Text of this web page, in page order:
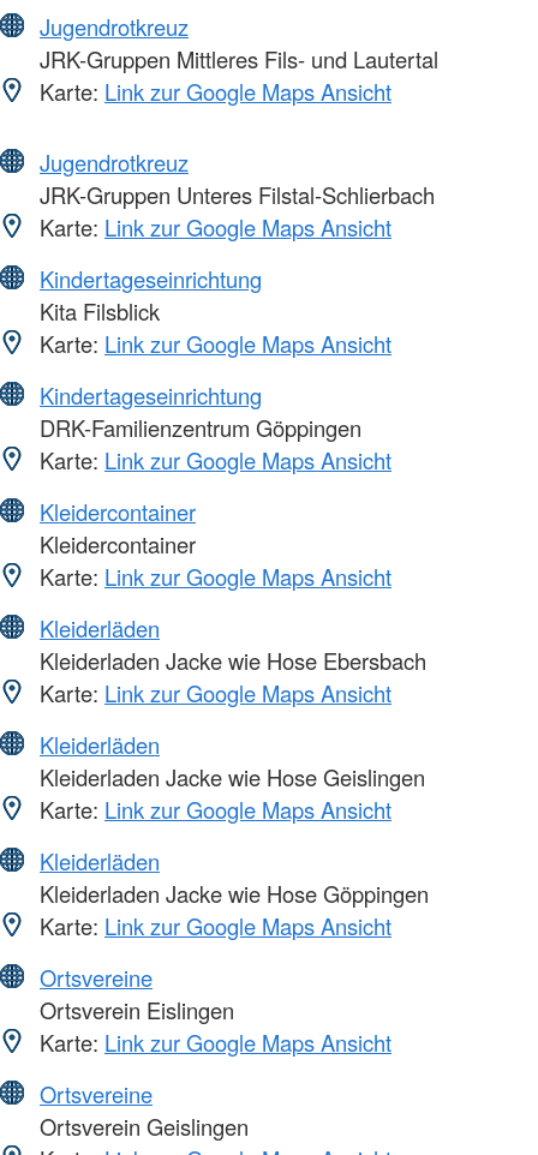
Jugendrotkreuz
JRK-Gruppen Mittleres Fils- und Lautertal
Karte: Link zur Google Maps Ansicht
Jugendrotkreuz
JRK-Gruppen Unteres Filstal-Schlierbach
Karte: Link zur Google Maps Ansicht
Kindertageseinrichtung
Kita Filsblick
Karte: Link zur Google Maps Ansicht
Kindertageseinrichtung
DRK-Familienzentrum Göppingen
Karte: Link zur Google Maps Ansicht
Kleidercontainer
Kleidercontainer
Karte: Link zur Google Maps Ansicht
Kleiderläden
Kleiderladen Jacke wie Hose Ebersbach
Karte: Link zur Google Maps Ansicht
Kleiderläden
Kleiderladen Jacke wie Hose Geislingen
Karte: Link zur Google Maps Ansicht
Kleiderläden
Kleiderladen Jacke wie Hose Göppingen
Karte: Link zur Google Maps Ansicht
Ortsvereine
Ortsverein Eislingen
Karte: Link zur Google Maps Ansicht
Ortsvereine
Ortsverein Geislingen